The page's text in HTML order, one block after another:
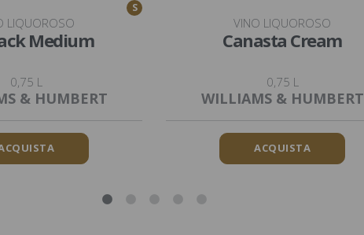
S
LIQUOROSO
Medium
0,75 L
& HUMBERT
VINO LIQUOROSO
Canasta Cream
0,75 L
WILLIAMS & HUMBERT
ACQUISTA